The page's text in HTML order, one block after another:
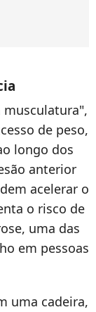
musculatura",
de peso,
longo dos
anterior
acelerar o
o risco de
uma das
em pessoas
uma cadeira,